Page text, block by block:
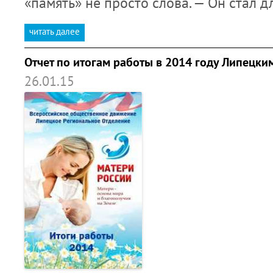
читать далее
Отчет по итогам работы в 2014 году
26.01.15